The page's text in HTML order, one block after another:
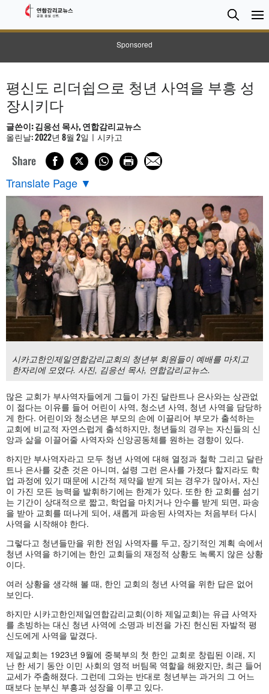
Sponsored
검
색
Search
평신도 리더쉽으로 청년 사역을 부흥 성
장시키다
글쓴이: 김응선 목사, 연합감리교뉴스
올린날: 2022년 8월 2일ㅣ시카고
Share
Translate Page ▼
시카고한인제일연합감리교회의 청년부 회원들이 예배를 마치고
한자리에 모였다. 사진, 김응선 목사, 연합감리교뉴스.
많은 교회가 부사역자들에게 그들이 가진 달란트나 은사와는 상관없
이 젊다는 이유를 들어 어린이 사역, 청소년 사역, 청년 사역을 담당하
게 한다. 어린이와 청소년은 부모의 손에 이끌리어 부모가 출석하는
교회에 비교적 자연스럽게 출석하지만, 청년들의 경우는 자신들의 신
앙과 삶을 이끌어줄 사역자와 신앙공동체를 원하는 경향이 있다.
하지만 부사역자라고 모두 청년 사역에 대해 열정과 철학 그리고 달란
트나 은사를 갖춘 것은 아니며, 설령 그런 은사를 가졌다 할지라도 학
업 과정에 있기 때문에 시간적 제약을 받게 되는 경우가 많아서, 자신
이 가진 모든 능력을 발휘하기에는 한계가 있다. 또한 한 교회를 섬기
는 기간이 상대적으로 짧고, 학업을 마치거나 안수를 받게 되면, 파송
을 받아 교회를 떠나게 되어, 새롭게 파송된 사역자는 처음부터 다시
사역을 시작해야 한다.
그렇다고 청년들만을 위한 전임 사역자를 두고, 장기적인 계획 속에서
청년 사역을 하기에는 한인 교회들의 재정적 상황도 녹록지 않은 상황
이다.
여러 상황을 생각해 볼 때, 한인 교회의 청년 사역을 위한 답은 없어
보인다.
하지만 시카고한인제일연합감리교회(이하 제일교회)는 유급 사역자
를 초빙하는 대신 청년 사역에 소명과 비전을 가진 헌신된 자발적 평
신도에게 사역을 맡겼다.
제일교회는 1923년 9월에 중북부의 첫 한인 교회로 창립된 이래, 지
난 한 세기 동안 이민 사회의 영적 버팀목 역할을 해왔지만, 최근 들어
교세가 주춤해졌다. 그런데 그와는 반대로 청년부는 과거의 그 어느
때보다 눈부신 부흥과 성장을 이루고 있다.